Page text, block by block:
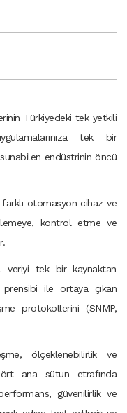
Türkiyedeki tek yetkili
tek bir
endüstrinin öncü
otomasyon cihaz ve
izlemeye, kontrol etme ve
veriyi tek bir kaynaktan
ile ortaya çıkan
protokollerini (SNMP,
ölçeklenebilirlik ve
ana sütun etrafında
güvenilirlik ve